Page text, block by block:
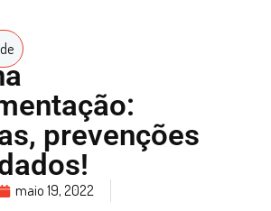
prevenções
maio 19, 2022